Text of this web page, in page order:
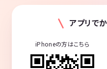
アプリで
iPhoneの方はこちら